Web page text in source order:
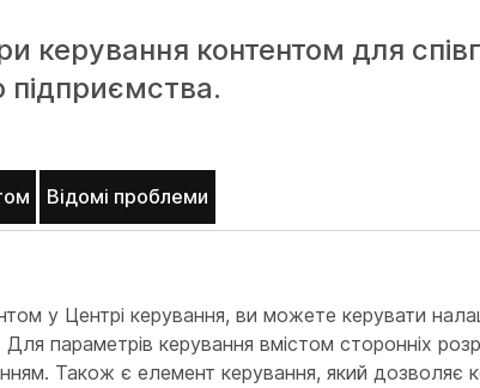
керування контентом для
підприємства.
Відомі проблеми
у Центрі керування, ви можете керувати
параметрів керування вмістом сторонніх
Також є елемент керування, який дозволяє